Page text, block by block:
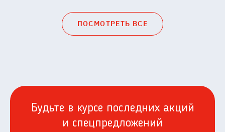
ПОСМОТРЕТЬ ВСЕ
Будьте в курсе последних акций
и спецпредложений